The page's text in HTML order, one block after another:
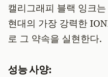
캘리그래피 블랙 잉크
현대의 가장 강력한
로 그 약속을 실현한다.
성능 사양: